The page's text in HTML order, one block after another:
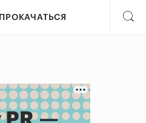
ПРОКАЧАТЬСЯ